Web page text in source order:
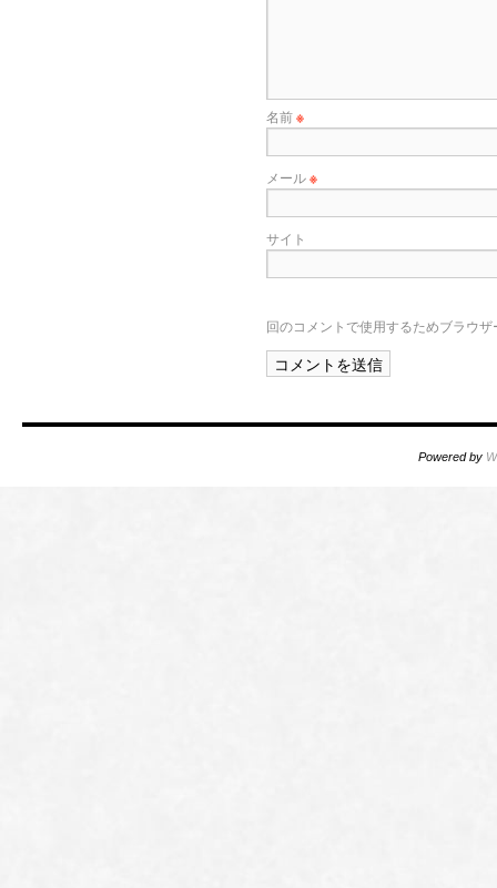
名前※
メール※
サイト
回のコメントで使用するためブラウ
Powered by